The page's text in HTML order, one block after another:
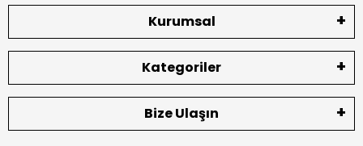
Kurumsal
Kategoriler
Bize Ulaşın